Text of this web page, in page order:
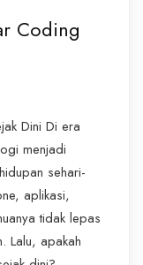
Coding
Dini Di era
menjadi
sehari-
aplikasi,
tidak lepas
Lalu, apakah